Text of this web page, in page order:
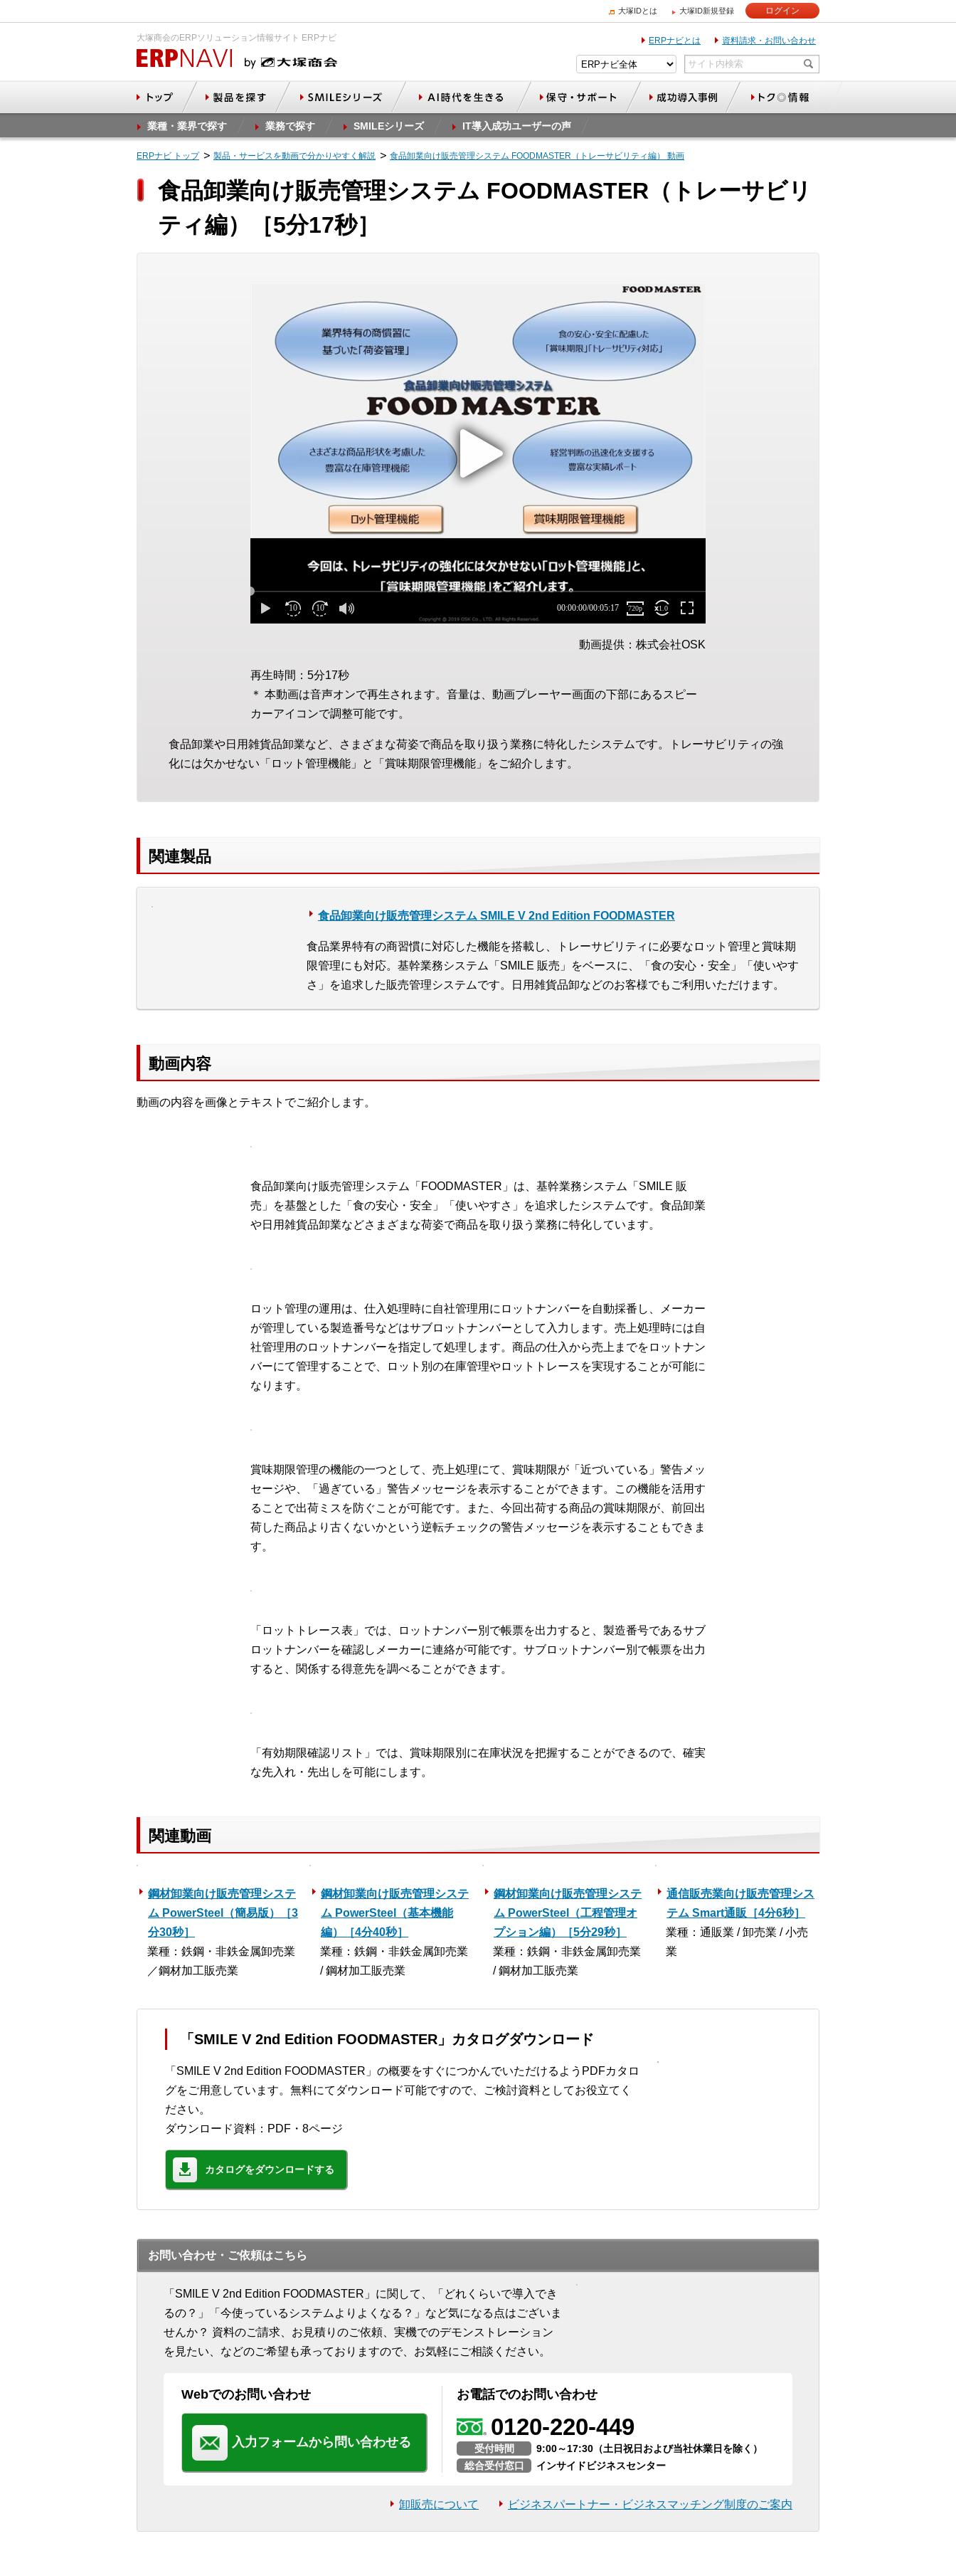
大塚IDとは 大塚ID新規登録 ログイン
大塚商会のERPソリューション情報サイト ERPナビ ERPナビとは 資料請求・お問い合わせ
業種・業界で探す 業務で探す SMILEシリーズ IT導入成功ユーザーの声
ERPナビ トップ 製品・サービスを動画で分かりやすく解説 食品卸業向け販売管理システム FOODMASTER（トレーサビリティ編） 動画
食品卸業向け販売管理システム FOODMASTER（トレーサビリ
ティ編）［5分17秒］
動画提供：株式会社OSK
再生時間：5分17秒
＊ 本動画は音声オンで再生されます。音量は、動画プレーヤー画面の下部にあるスピー
カーアイコンで調整可能です。
食品卸業や日用雑貨品卸業など、さまざまな荷姿で商品を取り扱う業務に特化したシステムです。トレーサビリティの強
化には欠かせない「ロット管理機能」と「賞味期限管理機能」をご紹介します。
関連製品
食品卸業向け販売管理システム SMILE V 2nd Edition FOODMASTER
食品業界特有の商習慣に対応した機能を搭載し、トレーサビリティに必要なロット管理と賞味期
限管理にも対応。基幹業務システム「SMILE 販売」をベースに、「食の安心・安全」「使いやす
さ」を追求した販売管理システムです。日用雑貨品卸などのお客様でもご利用いただけます。
動画内容
動画の内容を画像とテキストでご紹介します。
食品卸業向け販売管理システム「FOODMASTER」は、基幹業務システム「SMILE 販
売」を基盤とした「食の安心・安全」「使いやすさ」を追求したシステムです。食品卸業
や日用雑貨品卸業などさまざまな荷姿で商品を取り扱う業務に特化しています。
ロット管理の運用は、仕入処理時に自社管理用にロットナンバーを自動採番し、メーカー
が管理している製造番号などはサブロットナンバーとして入力します。売上処理時には自
社管理用のロットナンバーを指定して処理します。商品の仕入から売上までをロットナン
バーにて管理することで、ロット別の在庫管理やロットトレースを実現することが可能に
なります。
賞味期限管理の機能の一つとして、売上処理にて、賞味期限が「近づいている」警告メッ
セージや、「過ぎている」警告メッセージを表示することができます。この機能を活用す
ることで出荷ミスを防ぐことが可能です。また、今回出荷する商品の賞味期限が、前回出
荷した商品より古くないかという逆転チェックの警告メッセージを表示することもできま
す。
「ロットトレース表」では、ロットナンバー別で帳票を出力すると、製造番号であるサブ
ロットナンバーを確認しメーカーに連絡が可能です。サブロットナンバー別で帳票を出力
すると、関係する得意先を調べることができます。
「有効期限確認リスト」では、賞味期限別に在庫状況を把握することができるので、確実
な先入れ・先出しを可能にします。
関連動画
鋼材卸業向け販売管理システ
ム PowerSteel（簡易版）［3
分30秒］
業種：鉄鋼・非鉄金属卸売業
／鋼材加工販売業
鋼材卸業向け販売管理システ
ム PowerSteel（基本機能
編）［4分40秒］
業種：鉄鋼・非鉄金属卸売業
/ 鋼材加工販売業
鋼材卸業向け販売管理システ
ム PowerSteel（工程管理オ
プション編）［5分29秒］
業種：鉄鋼・非鉄金属卸売業
/ 鋼材加工販売業
通信販売業向け販売管理シス
テム Smart通販［4分6秒］
業種：通販業 / 卸売業 / 小売
業
「SMILE V 2nd Edition FOODMASTER」カタログダウンロード
「SMILE V 2nd Edition FOODMASTER」の概要をすぐにつかんでいただけるようPDFカタロ
グをご用意しています。無料にてダウンロード可能ですので、ご検討資料としてお役立てく
ださい。
ダウンロード資料：PDF・8ページ
カタログをダウンロードする
お問い合わせ・ご依頼はこちら
「SMILE V 2nd Edition FOODMASTER」に関して、「どれくらいで導入でき
るの？」「今使っているシステムよりよくなる？」など気になる点はございま
せんか？ 資料のご請求、お見積りのご依頼、実機でのデモンストレーション
を見たい、などのご希望も承っておりますので、お気軽にご相談ください。
Webでのお問い合わせ
入力フォームから問い合わせる
お電話でのお問い合わせ
0120-220-449
受付時間
9:00～17:30（土日祝日および当社休業日を除く）
総合受付窓口
インサイドビジネスセンター
卸販売について ビジネスパートナー・ビジネスマッチング制度のご案内